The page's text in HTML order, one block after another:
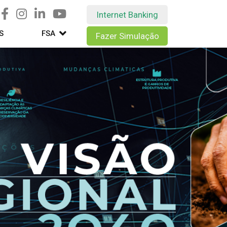
FSA
Internet Banking
Fazer Simulação